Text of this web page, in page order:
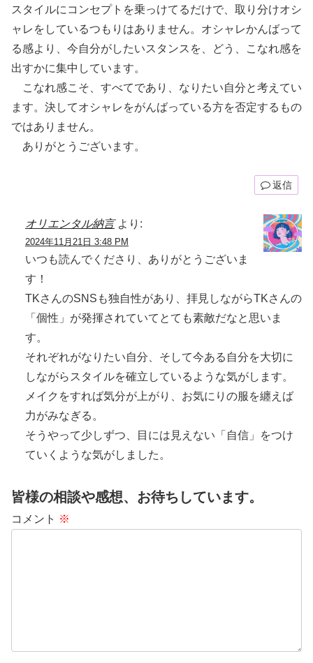
スタイルにコンセプトを乗っけてるだけで、取り分けオシ
ャレをしているつもりはありません。オシャレかんばって
る感より、今自分がしたいスタンスを、どう、こなれ感を
出すかに集中しています。
こなれ感こそ、すべてであり、なりたい自分と考えてい
ます。決してオシャレをがんばっている方を否定するもの
ではありません。
ありがとうございます。
返信
オリエンタル納言 より:
2024年11月21日 3:48 PM
いつも読んでくださり、ありがとうございま
す！
TKさんのSNSも独自性があり、拝見しながらTKさんの
「個性」が発揮されていてとても素敵だなと思いま
す。
それぞれがなりたい自分、そして今ある自分を大切に
しながらスタイルを確立しているような気がします。
メイクをすれば気分が上がり、お気にりの服を纏えば
力がみなぎる。
そうやって少しずつ、目には見えない「自信」をつけ
ていくような気がしました。
皆様の相談や感想、お待ちしています。
コメント ※